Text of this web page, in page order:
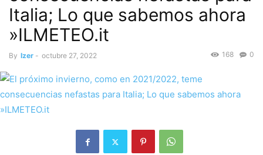
Italia; Lo que sabemos ahora
»ILMETEO.it
By Izer - octubre 27, 2022 0
168